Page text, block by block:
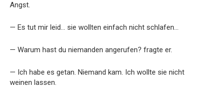
Angst.
— Es tut mir leid… sie wollten einfach nicht schlafen…
— Warum hast du niemanden angerufen? fragte er.
— Ich habe es getan. Niemand kam. Ich wollte sie nicht
weinen lassen.